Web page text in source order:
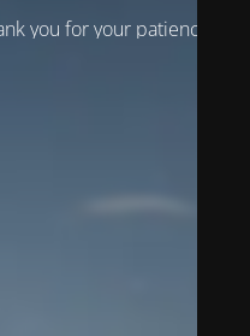
you for your patience!